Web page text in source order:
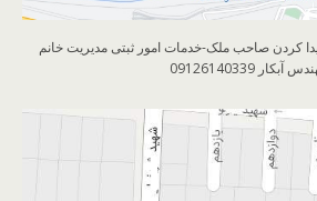
کردن صاحب ملک-خدمات امور ثبتی مدیریت خانم
آبکار 09126140339